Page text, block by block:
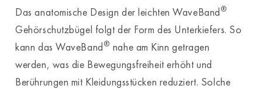
Das anatomische Design der leichten WaveBand®
Gehörschutzbügel folgt der Form des Unterkiefers. So
kann das WaveBand® nahe am Kinn getragen
werden, was die Bewegungsfreiheit erhöht und
Berührungen mit Kleidungsstücken reduziert. Solche